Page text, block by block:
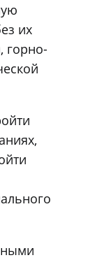
их
горно-